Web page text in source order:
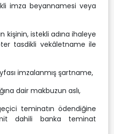
imza beyannamesi veya
kişinin, istekli adına ihaleye
tasdikli vekâletname ile
imzalanmış şartname,
dair makbuzun aslı,
teminatın ödendiğine
dahili banka teminat